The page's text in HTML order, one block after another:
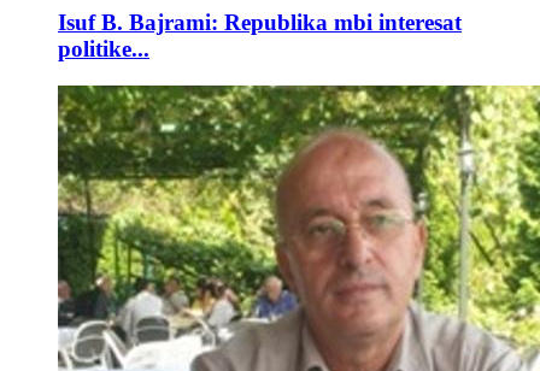
Isuf B. Bajrami: Republika mbi interesat
politike...